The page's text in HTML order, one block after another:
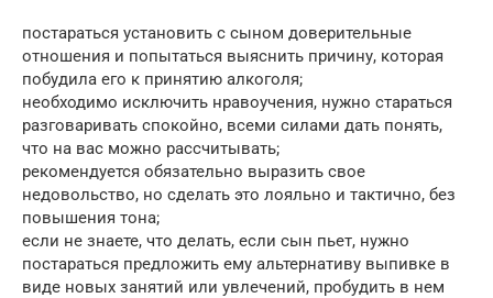
постараться установить с сыном доверительные
отношения и попытаться выяснить причину, которая
побудила его к принятию алкоголя;
необходимо исключить нравоучения, нужно стараться
разговаривать спокойно, всеми силами дать понять,
что на вас можно рассчитывать;
рекомендуется обязательно выразить свое
недовольство, но сделать это лояльно и тактично, без
повышения тона;
если не знаете, что делать, если сын пьет, нужно
постараться предложить ему альтернативу выпивке в
виде новых занятий или увлечений, пробудить в нем